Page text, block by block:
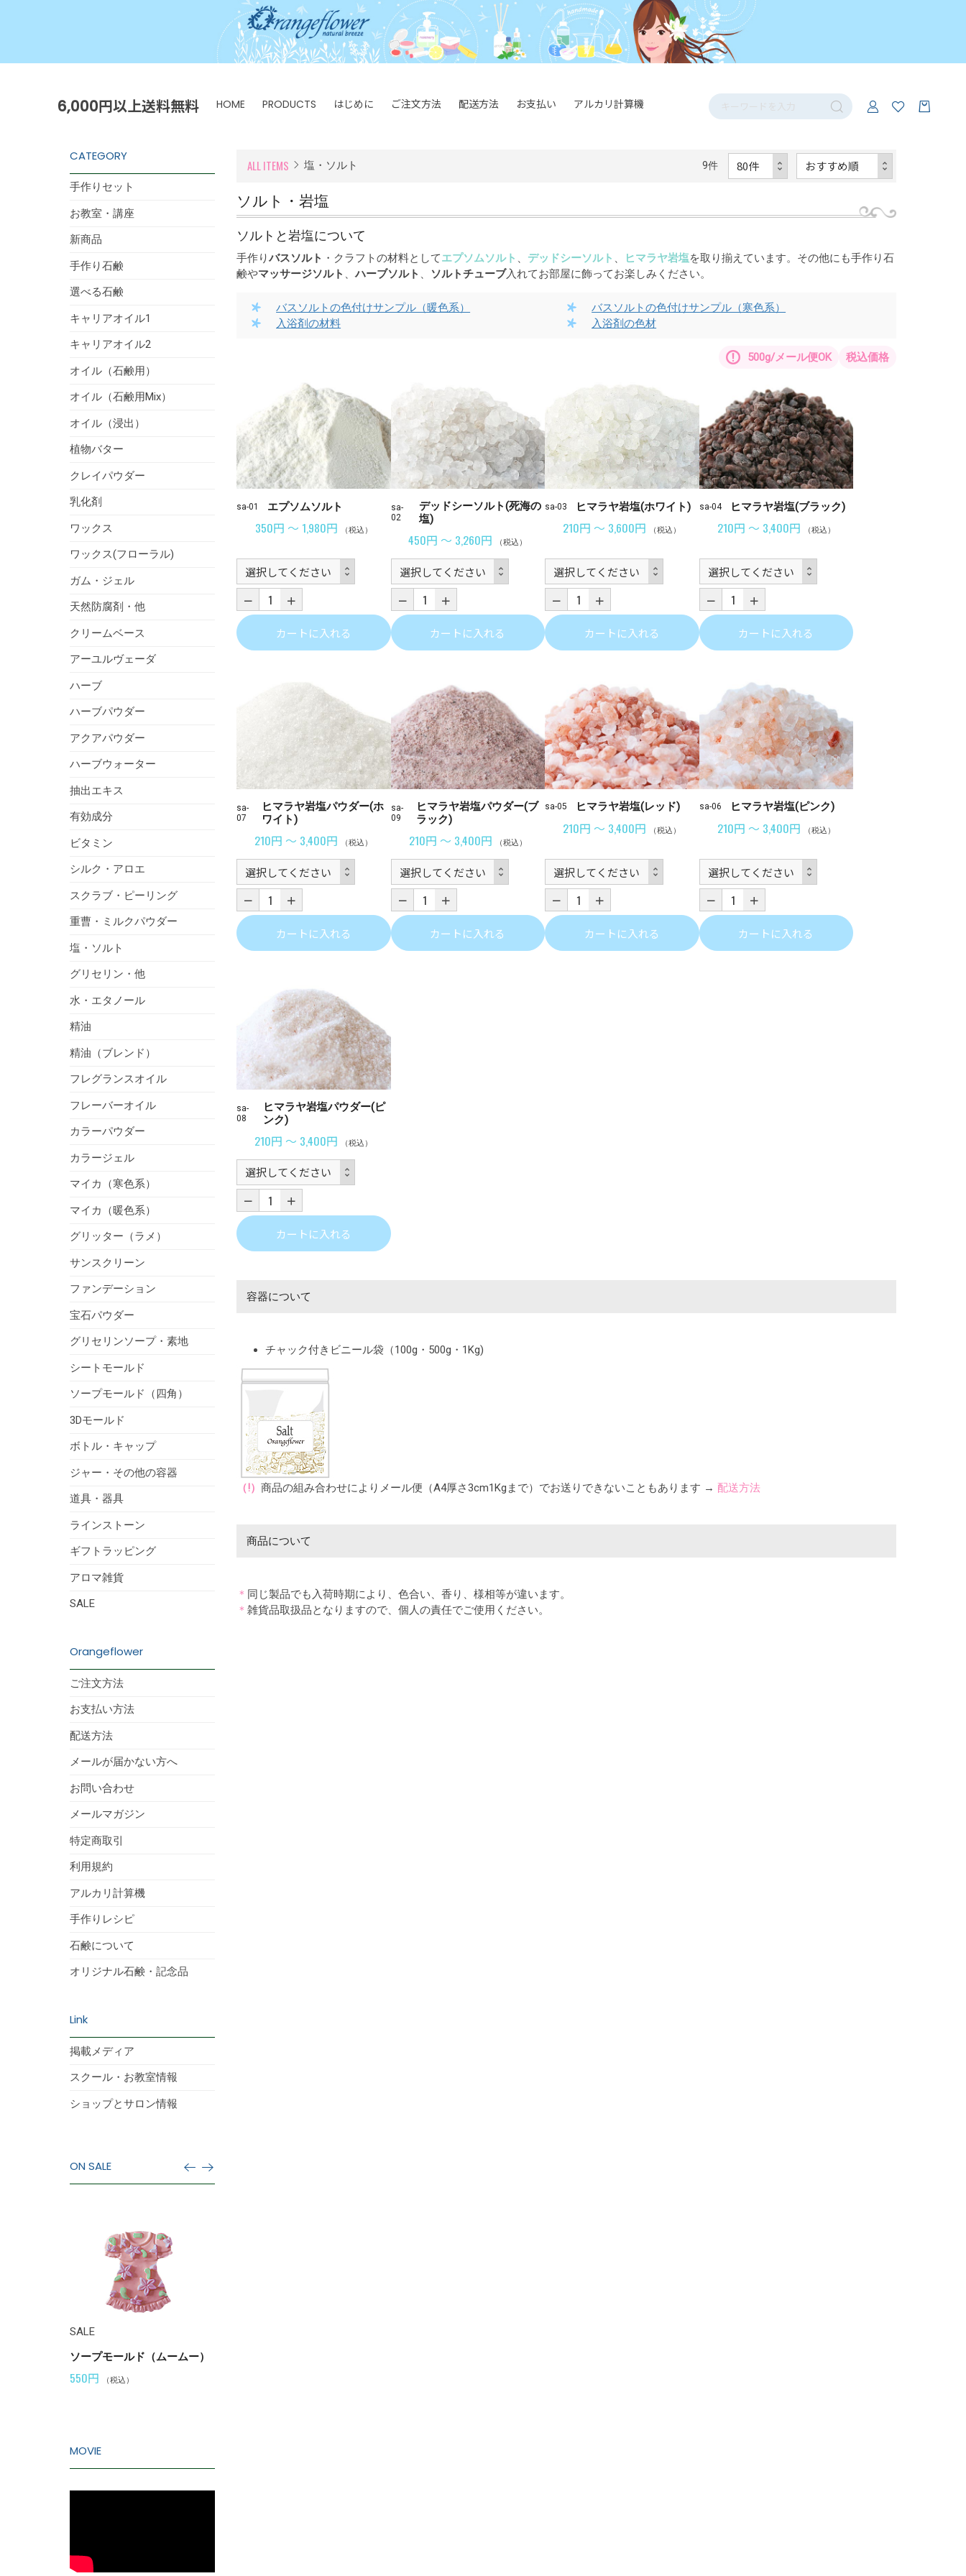
6,000円以上送料無料 HOME PRODUCTS はじめに ご注文方法 配送方法 お支払い アルカリ計算機
CATEGORY
手作りセット
お教室・講座
新商品
手作り石鹸
選べる石鹸
キャリアオイル1
キャリアオイル2
オイル（石鹸用）
オイル（石鹸用Mix）
オイル（浸出）
植物バター
クレイパウダー
乳化剤
ワックス
ワックス(フローラル)
ガム・ジェル
天然防腐剤・他
クリームベース
アーユルヴェーダ
ハーブ
ハーブパウダー
アクアパウダー
ハーブウォーター
抽出エキス
有効成分
ビタミン
シルク・アロエ
スクラブ・ピーリング
重曹・ミルクパウダー
塩・ソルト
グリセリン・他
水・エタノール
精油
精油（ブレンド）
フレグランスオイル
フレーバーオイル
カラーパウダー
カラージェル
マイカ（寒色系）
マイカ（暖色系）
グリッター（ラメ）
サンスクリーン
ファンデーション
宝石パウダー
グリセリンソープ・素地
シートモールド
ソープモールド（四角）
3Dモールド
ボトル・キャップ
ジャー・その他の容器
道具・器具
ラインストーン
ギフトラッピング
アロマ雑貨
SALE
Orangeflower
ご注文方法
お支払い方法
配送方法
メールが届かない方へ
お問い合わせ
メールマガジン
特定商取引
利用規約
アルカリ計算機
手作りレシピ
石鹸について
オリジナル石鹸・記念品
Link
掲載メディア
スクール・お教室情報
ショップとサロン情報
ON SALE
SALE
ソープモールド（ムームー）
550円 （税込）
MOVIE
ALL ITEMS 塩・ソルト 9件
ソルト・岩塩
ソルトと岩塩について
手作りバスソルト ・クラフトの材料としてエプソムソルト 、 デッドシーソルト 、 ヒマラヤ岩塩を取り揃えています。その他にも手作り石
鹸やマッサージソルト 、ハーブソルト 、 ソルトチューブ入れてお部屋に飾ってお楽しみください。
バスソルトの色付けサンプル（暖色系）
バスソルトの色付けサンプル（寒色系）
入浴剤の材料
入浴剤の色材
500g/メール便OK 税込価格
sa-01 エプソムソルト
350円 ～ 1,980円 （税込）
カートに入れる
sa-
02
デッドシーソルト(死海の
塩)
450円 ～ 3,260円 （税込）
カートに入れる
sa-03 ヒマラヤ岩塩(ホワイト)
210円 ～ 3,600円 （税込）
カートに入れる
sa-04 ヒマラヤ岩塩(ブラック)
210円 ～ 3,400円 （税込）
カートに入れる
sa-
07
ヒマラヤ岩塩パウダー(ホ
ワイト)
210円 ～ 3,400円 （税込）
カートに入れる
sa-
09
ヒマラヤ岩塩パウダー(ブ
ラック)
210円 ～ 3,400円 （税込）
カートに入れる
sa-05 ヒマラヤ岩塩(レッド)
210円 ～ 3,400円 （税込）
カートに入れる
sa-06 ヒマラヤ岩塩(ピンク)
210円 ～ 3,400円 （税込）
カートに入れる
sa-
08
ヒマラヤ岩塩パウダー(ピ
ンク)
210円 ～ 3,400円 （税込）
カートに入れる
容器について
チャック付きビニール袋（100g・500g・1Kg)
（!）商品の組み合わせによりメール便（A4厚さ3cm1Kgまで）でお送りできないこともあります →配送方法
商品について
＊ 同じ製品でも入荷時期により、色合い、香り、様相等が違います。
＊雑貨品取扱品となりますので、個人の責任でご使用ください。